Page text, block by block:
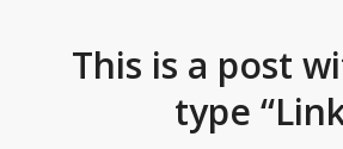
This is a post
type